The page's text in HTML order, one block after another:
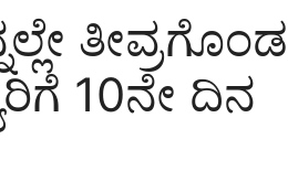
ತೀವ್ರಗೊಂಡ
10ನೇ ದಿನ